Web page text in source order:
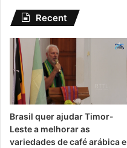
Recent
Brasil quer ajudar Timor-
Leste a melhorar as
variedades de café arábica e